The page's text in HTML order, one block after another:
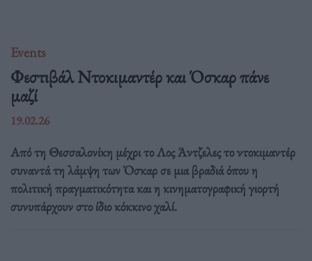
Events
Φεστιβάλ Ντοκιμαντέρ και Όσκαρ πάνε
μαζί
19.02.26
Από τη Θεσσαλονίκη μέχρι το Λος Άντζελες το ντοκιμαντέρ
συναντά τη λάμψη των Όσκαρ σε μια βραδιά όπου η
πολιτική πραγματικότητα και η κινηματογραφική γιορτή
συνυπάρχουν στο ίδιο κόκκινο χαλί.